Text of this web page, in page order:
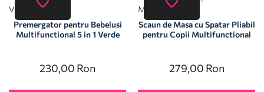
Premergator pentru Bebelusi
Multifunctional 5 in 1 Verde
230,00 Ron
Scaun de Masa cu Spatar Pliabil
pentru Copii Multifunctional
279,00 Ron